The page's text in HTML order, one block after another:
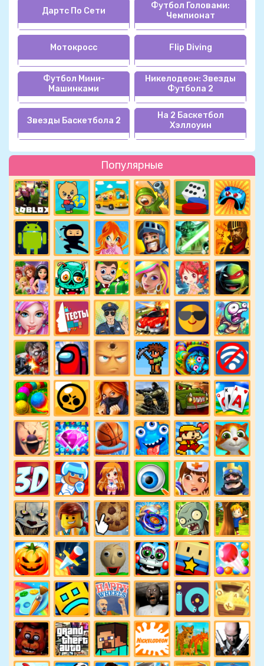
Популярные
Дартс По Сети
Футбол Головами:
Чемпионат
Мотокросс Flip Diving
Футбол Мини-
Машинками
Никелодеон: Звезды
Футбола 2
Звезды Баскетбола 2
На 2 Баскетбол
Хэллоуин